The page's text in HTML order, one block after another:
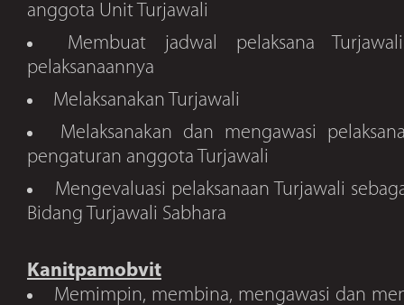
anggota Unit Turjawali
Membuat jadwal pelaksana
pelaksanaannya
Melaksanakan Turjawali
Melaksanakan dan mengawasi
pengaturan anggota Turjawali
Mengevaluasi pelaksanaan Turjawali
Bidang Turjawali Sabhara
Kanitpamobvit
Memimpin, membina, mengawasi dan